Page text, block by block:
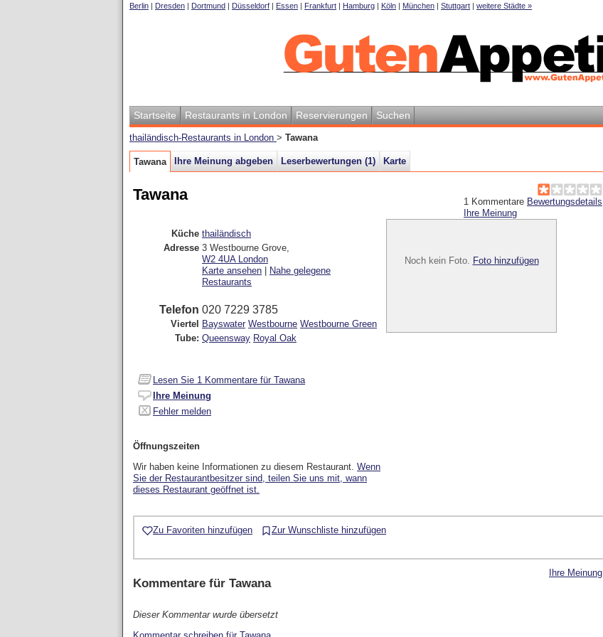
Berlin | Dresden | Dortmund | Düsseldorf | Essen | Frankfurt | Hamburg | Köln | München | Stuttgart | weitere Städte »
Startseite Restaurants in London Reservierungen Suchen
thailändisch-Restaurants in London > Tawana
Tawana Ihre Meinung abgeben Leserbewertungen (1) Karte
1 Kommentare Bewertungsdetails
Ihre Meinung
Tawana
Noch kein Foto. Foto hinzufügen
Küche thailändisch
Adresse 3 Westbourne Grove,
W2 4UA London
Karte ansehen
Nahe gelegene
Restaurants
Telefon 020 7229 3785
Viertel Bayswater Westbourne Westbourne Green
Tube: Queensway Royal Oak
Lesen Sie 1 Kommentare für Tawana
Ihre Meinung
Fehler melden
Öffnungszeiten
Wir haben keine Informationen zu diesem Restaurant. Wenn
Sie der Restaurantbesitzer sind, teilen Sie uns mit, wann
dieses Restaurant geöffnet ist.
Zu Favoriten hinzufügen Zur Wunschliste hinzufügen
Ihre Meinung
Kommentare für Tawana
Dieser Kommentar wurde übersetzt